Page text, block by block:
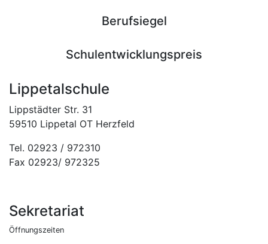
Berufsiegel
Schulentwicklungspreis
Lippetalschule
Lippstädter Str. 31
59510 Lippetal OT Herzfeld
Tel. 02923 / 972310
Fax 02923/ 972325
Sekretariat
Öffnungszeiten